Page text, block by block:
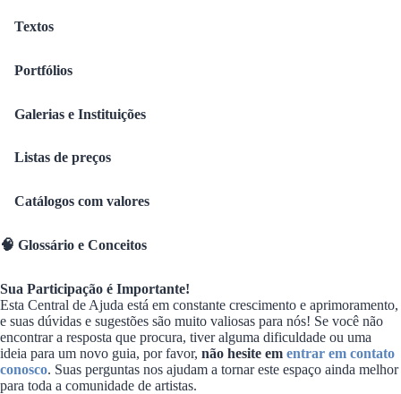
Textos
Portfólios
Galerias e Instituições
Listas de preços
Catálogos com valores
🧠 Glossário e Conceitos
Sua Participação é Importante!
Esta Central de Ajuda está em constante crescimento e aprimoramento,
e suas dúvidas e sugestões são muito valiosas para nós! Se você não
encontrar a resposta que procura, tiver alguma dificuldade ou uma
ideia para um novo guia, por favor, não hesite em entrar em contato
conosco. Suas perguntas nos ajudam a tornar este espaço ainda melhor
para toda a comunidade de artistas.